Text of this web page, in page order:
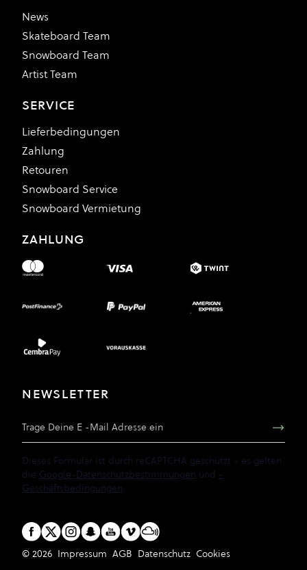
News
Skateboard Team
Snowboard Team
Artist Team
SERVICE
Lieferbedingungen
Zahlung
Retouren
Snowboard Service
Snowboard Vermietung
ZAHLUNG
NEWSLETTER
Dieses Formular ist durch reCAPTCHA geschützt - es gelten
die Google-Datenschutzbestimmungen und -
Geschäftsbedingungen.
© 2026 Impressum AGB Datenschutz Cookies